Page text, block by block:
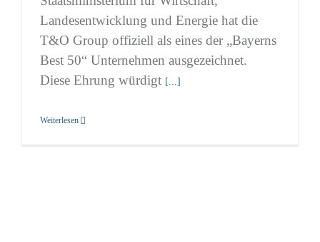
Landesentwicklung und Energie hat die
T&O Group offiziell als eines der „Bayerns
Best 50“ Unternehmen ausgezeichnet.
Diese Ehrung würdigt [...]
Weiterlesen